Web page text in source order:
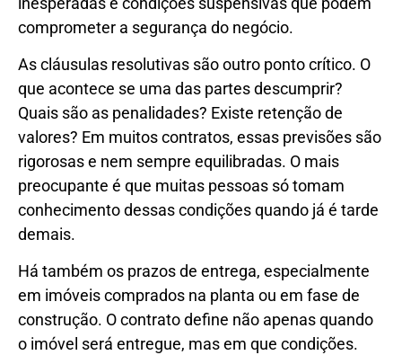
comprometer a segurança do negócio.
As cláusulas resolutivas são outro ponto crítico. O
que acontece se uma das partes descumprir?
Quais são as penalidades? Existe retenção de
valores? Em muitos contratos, essas previsões são
rigorosas e nem sempre equilibradas. O mais
preocupante é que muitas pessoas só tomam
conhecimento dessas condições quando já é tarde
demais.
Há também os prazos de entrega, especialmente
em imóveis comprados na planta ou em fase de
construção. O contrato define não apenas quando
o imóvel será entregue, mas em que condições.